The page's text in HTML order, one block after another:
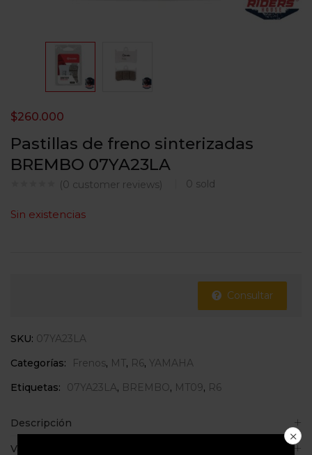
Pastillas de freno sinterizadas
BREMBO 07YA23LA
(0 customer reviews) 0 sold
$260.000
Sin existencias
Consultar
SKU: 07YA23LA
Categorías:
Frenos, MT, R6, YAMAHA
Etiquetas:
07YA23LA, BREMBO, MT09, R6
Descripción
Valoraciones (0)